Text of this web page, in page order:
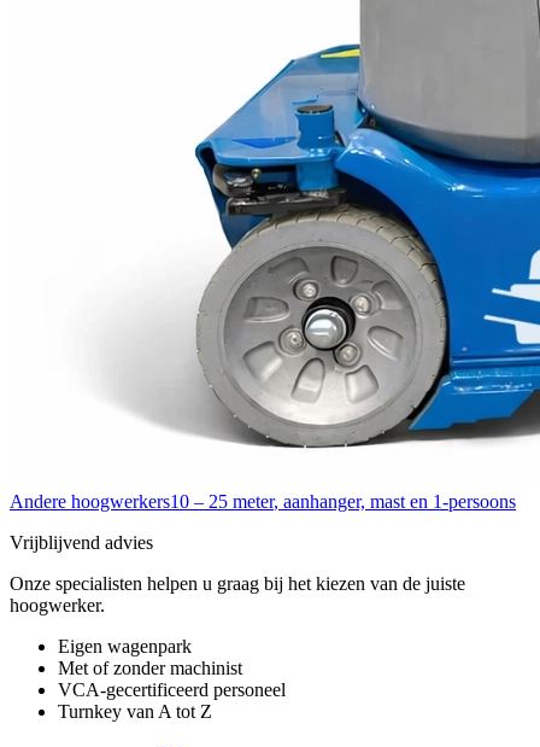
Andere hoogwerkers10 – 25 meter, aanhanger, mast en 1-persoons
Vrijblijvend advies
Onze specialisten helpen u graag bij het kiezen van de juiste
hoogwerker.
Eigen wagenpark
Met of zonder machinist
VCA-gecertificeerd personeel
Turnkey van A tot Z